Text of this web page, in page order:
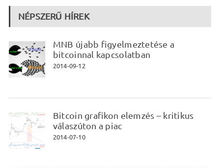
NÉPSZERŰ HÍREK
MNB újabb figyelmeztetése a
bitcoinnal kapcsolatban
2014-09-12
Bitcoin grafikon elemzés – kritikus
válaszúton a piac
2014-07-10